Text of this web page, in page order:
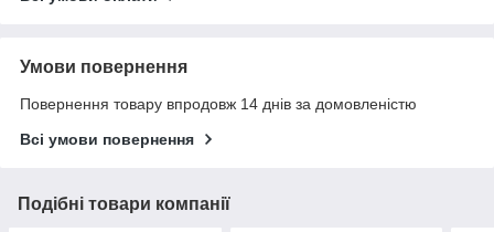
Умови повернення
Повернення товару впродовж 14 днів за домовленістю
Всі умови повернення
Подібні товари компанії